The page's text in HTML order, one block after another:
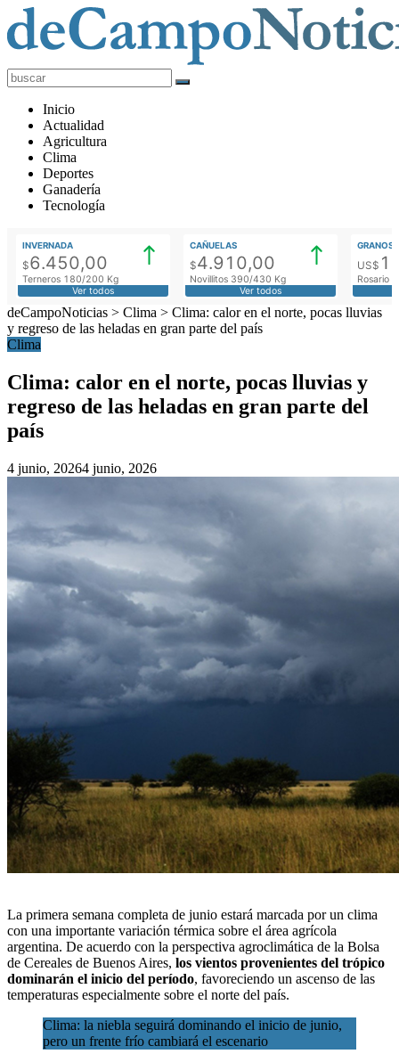
deCampoNoticias
Actualidad
Agropecuaria
Inicio
Actualidad
Agricultura
Clima
Deportes
Ganadería
Tecnología
INVERNADA
$6.450,00
Terneros 180/200 Kg
Ver todos
CAÑUELAS
$4.910,00
Novillitos 390/430 Kg
Ver todos
GRANOS
US$
Rosario
deCampoNoticias > Clima > Clima: calor en el norte, pocas lluvias
y regreso de las heladas en gran parte del país
Clima
Clima: calor en el norte, pocas lluvias y
regreso de las heladas en gran parte del
país
4 junio, 20264 junio, 2026
La primera semana completa de junio estará marcada por un clima
con una importante variación térmica sobre el área agrícola
argentina. De acuerdo con la perspectiva agroclimática de la Bolsa
de Cereales de Buenos Aires, los vientos provenientes del trópico
dominarán el inicio del período, favoreciendo un ascenso de las
temperaturas especialmente sobre el norte del país.
Clima: la niebla seguirá dominando el inicio de junio,
pero un frente frío cambiará el escenario